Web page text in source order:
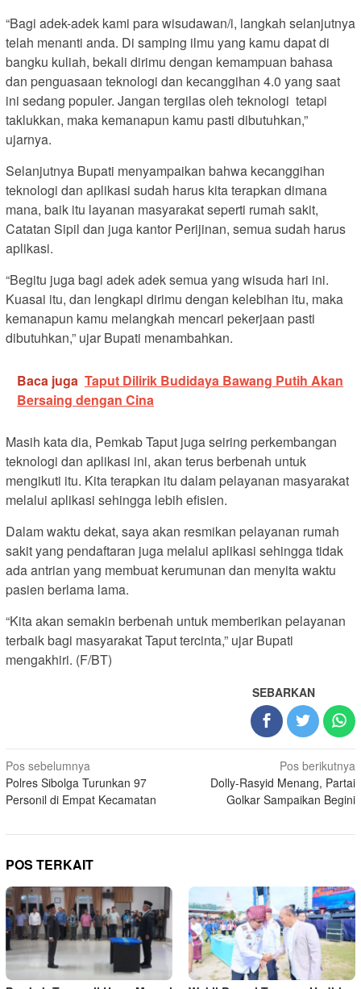
“Bagi adek-adek kami para wisudawan/i, langkah selanjutnya
telah menanti anda. Di samping ilmu yang kamu dapat di
bangku kuliah, bekali dirimu dengan kemampuan bahasa
dan penguasaan teknologi dan kecanggihan 4.0 yang saat
ini sedang populer. Jangan tergilas oleh teknologi tetapi
taklukkan, maka kemanapun kamu pasti dibutuhkan,”
ujarnya.
Selanjutnya Bupati menyampaikan bahwa kecanggihan
teknologi dan aplikasi sudah harus kita terapkan dimana
mana, baik itu layanan masyarakat seperti rumah sakit,
Catatan Sipil dan juga kantor Perijinan, semua sudah harus
aplikasi.
“Begitu juga bagi adek adek semua yang wisuda hari ini.
Kuasai itu, dan lengkapi dirimu dengan kelebihan itu, maka
kemanapun kamu melangkah mencari pekerjaan pasti
dibutuhkan,” ujar Bupati menambahkan.
Baca juga Taput Dilirik Budidaya Bawang Putih Akan
Bersaing dengan Cina
Masih kata dia, Pemkab Taput juga seiring perkembangan
teknologi dan aplikasi ini, akan terus berbenah untuk
mengikuti itu. Kita terapkan itu dalam pelayanan masyarakat
melalui aplikasi sehingga lebih efisien.
Dalam waktu dekat, saya akan resmikan pelayanan rumah
sakit yang pendaftaran juga melalui aplikasi sehingga tidak
ada antrian yang membuat kerumunan dan menyita waktu
pasien berlama lama.
“Kita akan semakin berbenah untuk memberikan pelayanan
terbaik bagi masyarakat Taput tercinta,” ujar Bupati
mengakhiri. (F/BT)
SEBARKAN
Navigasi
pos
Pos sebelumnya
Polres Sibolga Turunkan 97
Personil di Empat Kecamatan
Pos berikutnya
Dolly-Rasyid Menang, Partai
Golkar Sampaikan Begini
POS TERKAIT